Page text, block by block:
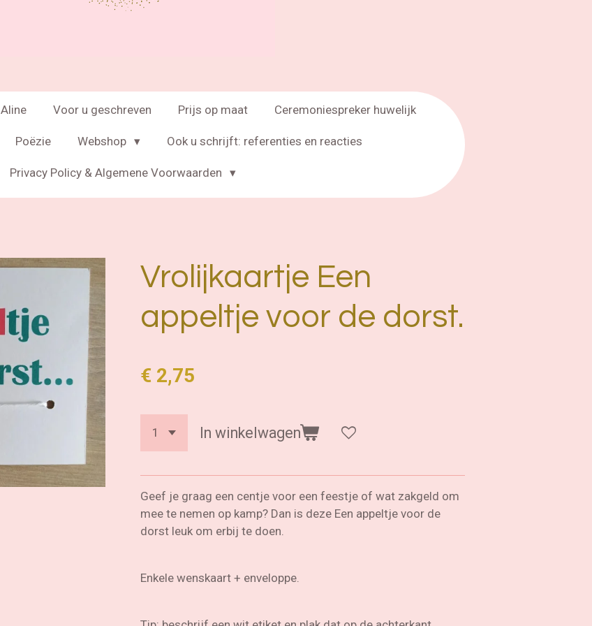
Aline Voor u geschreven Prijs op maat Ceremoniespreker huwelijk
Poëzie Webshop Ook u schrijft: referenties en reacties
Privacy Policy & Algemene Voorwaarden
Vrolijkaartje Een
appeltje voor de dorst.
€ 2,75
In winkelwagen
Geef je graag een centje voor een feestje of wat zakgeld om
mee te nemen op kamp? Dan is deze Een appeltje voor de
dorst leuk om erbij te doen.
Enkele wenskaart + enveloppe.